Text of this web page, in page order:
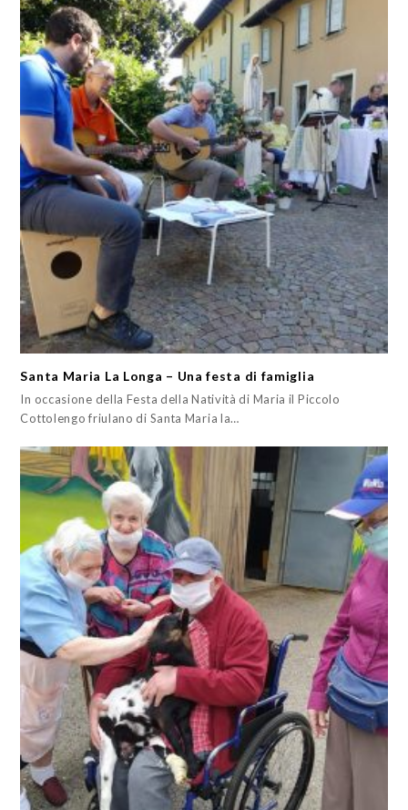
Santa Maria La Longa – Una festa di famiglia
In occasione della Festa della Natività di Maria il Piccolo
Cottolengo friulano di Santa Maria la…